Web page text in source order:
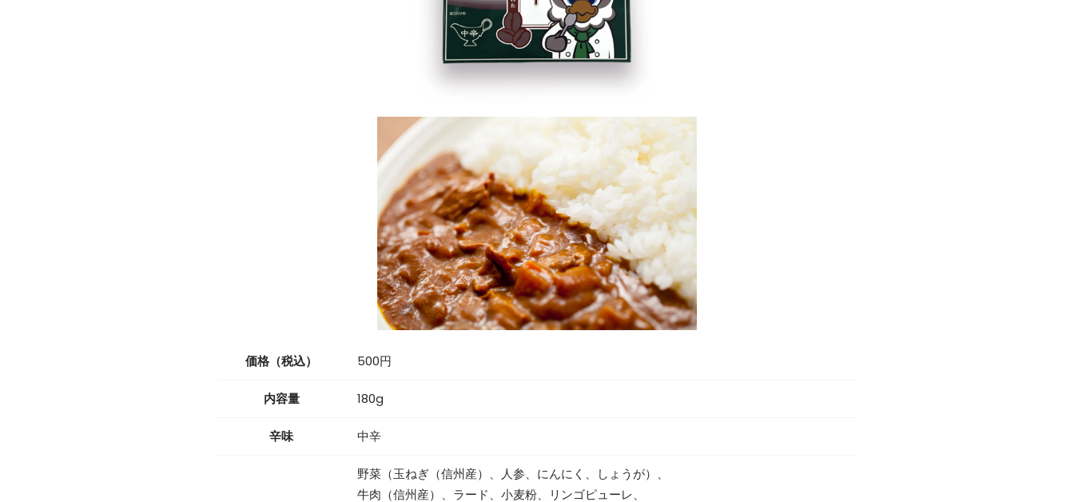
価格（税込） 500円
内容量 180g
辛味 中辛
野菜（玉ねぎ（信州産）、人参、にんにく、しょうが）、
牛肉（信州産）、ラード、小麦粉、リンゴピューレ、